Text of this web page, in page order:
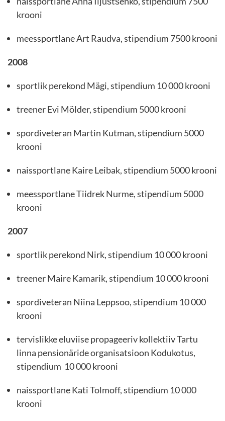
krooni
meessportlane Art Raudva, stipendium 7500 krooni
2008
sportlik perekond Mägi, stipendium 10 000 krooni
treener Evi Mölder, stipendium 5000 krooni
spordiveteran Martin Kutman, stipendium 5000
krooni
naissportlane Kaire Leibak, stipendium 5000 krooni
meessportlane Tiidrek Nurme, stipendium 5000
krooni
2007
sportlik perekond Nirk, stipendium 10 000 krooni
treener Maire Kamarik, stipendium 10 000 krooni
spordiveteran Niina Leppsoo, stipendium 10 000
krooni
tervislikke eluviise propageeriv kollektiiv Tartu
linna pensionäride organisatsioon Kodukotus,
stipendium 10 000 krooni
naissportlane Kati Tolmoff, stipendium 10 000
krooni